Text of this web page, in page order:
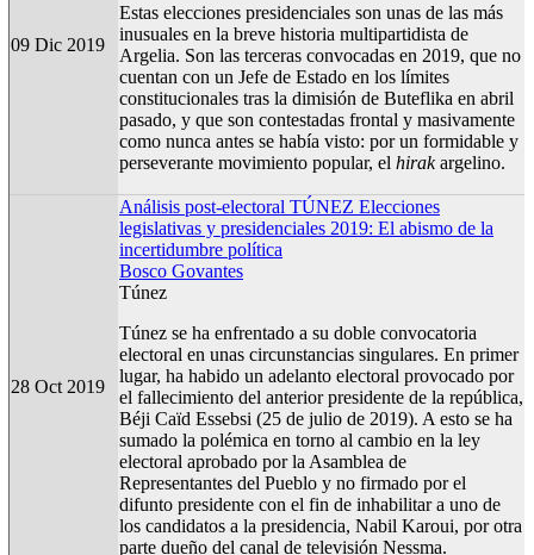
09 Dic 2019
Estas elecciones presidenciales son unas de las más
inusuales en la breve historia multipartidista de
Argelia. Son las terceras convocadas en 2019, que no
cuentan con un Jefe de Estado en los límites
constitucionales tras la dimisión de Buteflika en abril
pasado, y que son contestadas frontal y masivamente
como nunca antes se había visto: por un formidable y
perseverante movimiento popular, el hirakargelino.
28 Oct 2019
Análisis post-electoral TÚNEZ Elecciones
legislativas y presidenciales 2019: El abismo de la
incertidumbre política
Bosco Govantes
Túnez
Túnez se ha enfrentado a su doble convocatoria
electoral en unas circunstancias singulares. En primer
lugar, ha habido un adelanto electoral provocado por
el fallecimiento del anterior presidente de la república,
Béji Caïd Essebsi (25 de julio de 2019). A esto se ha
sumado la polémica en torno al cambio en la ley
electoral aprobado por la Asamblea de
Representantes del Pueblo y no firmado por el
difunto presidente con el fin de inhabilitar a uno de
los candidatos a la presidencia, Nabil Karoui, por otra
parte dueño del canal de televisión Nessma.